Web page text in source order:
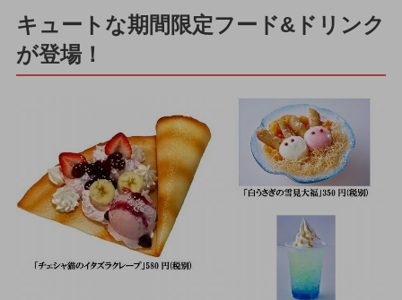
キュートな期間限定フード&ドリンク
が登場！